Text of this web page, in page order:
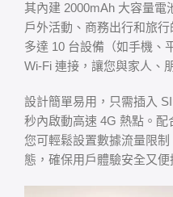
其內建 2000mAh 大容量電
戶外活動、商務出行和旅
多達 10 台設備（如手機、
Wi-Fi 連接，讓您與家人、
設計簡單易用，只需插入
秒內啟動高速 4G 熱點。配
您可輕鬆設置數據流量限
態，確保用戶體驗安全又便